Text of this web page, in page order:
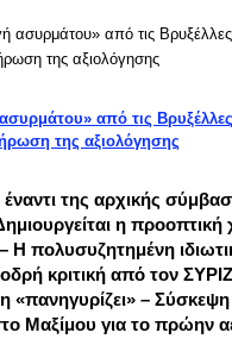
από τις
της αξιολόγησης
έναντι της αρχικής
η προοπτική
Η πολυσυζητημένη
κριτική από τον
«πανηγυρίζει» –
Μαξίμου για το πρώην